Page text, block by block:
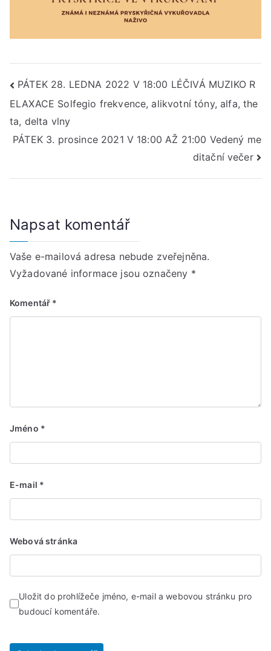
Navigace
pro
příspěvek
PÁTEK 28. LEDNA 2022 V 18:00 LÉČIVÁ MUZIKO R
ELAXACE Solfegio frekvence, alikvotní tóny, alfa, the
ta, delta vlny
PÁTEK 3. prosince 2021 V 18:00 AŽ 21:00 Vedený me
ditační večer
Napsat komentář
Vaše e-mailová adresa nebude zveřejněna.
Vyžadované informace jsou označeny *
Komentář *
Jméno *
E-mail *
Webová stránka
Uložit do prohlížeče jméno, e-mail a webovou stránku pro
budoucí komentáře.